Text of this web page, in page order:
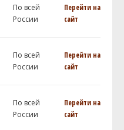
По всей
России
Перейти на
сайт
По всей
России
Перейти на
сайт
По всей
России
Перейти на
сайт